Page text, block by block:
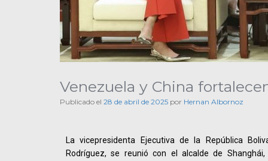
Venezuela y China
Publicado el 28 de abril de 2025 por Hernan Albornoz
La vicepresidenta Ejecutiva de la República
Rodríguez, se reunió con el alcalde de